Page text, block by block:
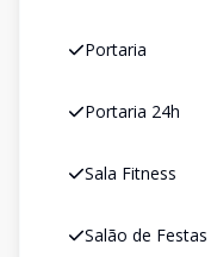
Portaria
Portaria 24h
Sala Fitness
Salão de Festas